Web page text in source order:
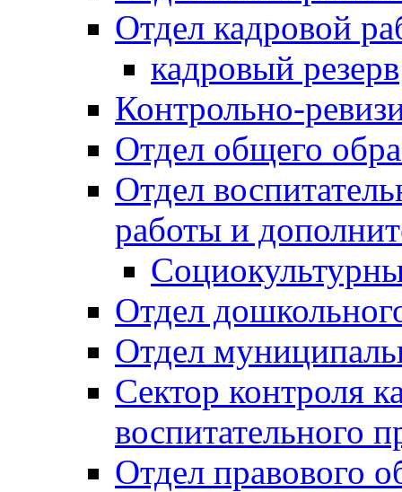
Отдел кадровой
кадровый резерв
Контрольно-
Отдел общего
Отдел
работы и
Отдел
Отдел
Сектор контроля
воспитательного
Отдел правового